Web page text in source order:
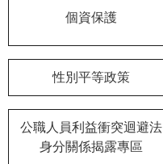
區
善
措
施
個資保護
性別平等政策
公職人員利益衝突迴避法
身分關係揭露專區